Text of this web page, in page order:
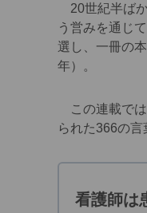
20世紀半ば
う営みを通じ
選し、一冊の
年）。
この連載では
られた366の言
看護師は